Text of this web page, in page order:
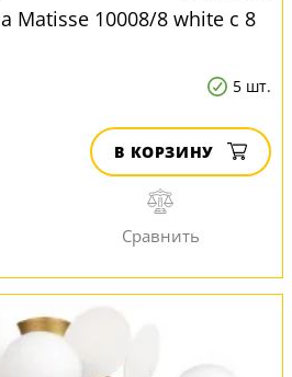
Matisse 10008/8 white с 8
5 шт.
В КОРЗИНУ